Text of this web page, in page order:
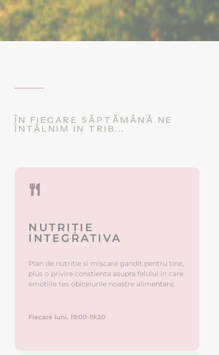
ÎN FIECARE SĂPTĂMÂNĂ NE
ÎNTÂLNIM IN TRIB...
NUTRIȚIE
INTEGRATIVA
Plan de nutritie si miscare gandit pentru tine,
plus o privire constienta asupra felului in care
emotiile tes obiceiurile noastre alimentare.
Fiecare luni, 19:00-19:30